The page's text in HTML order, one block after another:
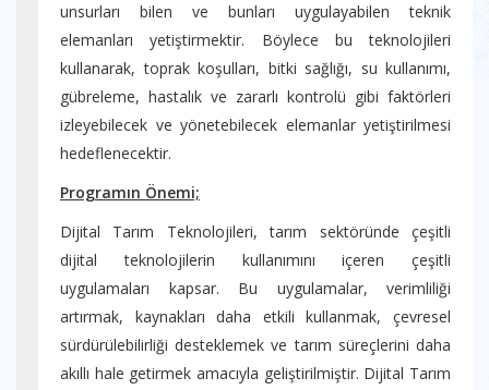
unsurları bilen ve bunları uygulayabilen teknik
elemanları yetiştirmektir. Böylece bu teknolojileri
kullanarak, toprak koşulları, bitki sağlığı, su kullanımı,
gübreleme, hastalık ve zararlı kontrolü gibi faktörleri
izleyebilecek ve yönetebilecek elemanlar yetiştirilmesi
hedeflenecektir.
Programın Önemi;
Dijital Tarım Teknolojileri, tarım sektöründe çeşitli
dijital teknolojilerin kullanımını içeren çeşitli
uygulamaları kapsar. Bu uygulamalar, verimliliği
artırmak, kaynakları daha etkili kullanmak, çevresel
sürdürülebilirliği desteklemek ve tarım süreçlerini daha
akıllı hale getirmek amacıyla geliştirilmiştir. Dijital Tarım